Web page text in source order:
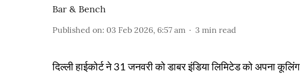
Bar & Bench
Published on: 03 Feb 2026, 6:57 am 3 min read
दिल्ली हाईकोर्ट ने 31 जनवरी को डाबर इंडिया लिमिटेड को अपना